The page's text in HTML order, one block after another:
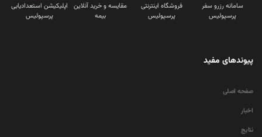
سامانه رزرو سفر
پرسپولیس
فروشگاه اینترنتی
پرسپولیس
مقایسه و خرید آنلاین
بیمه
اپلیکیشن استعدادیابی
پرسپولیس
پیوندهای مفید
صفحه اصلی
اخبار
نتایج